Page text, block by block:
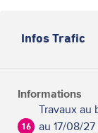
Infos Trafic
Informations
16
Travaux au
au 17/08/